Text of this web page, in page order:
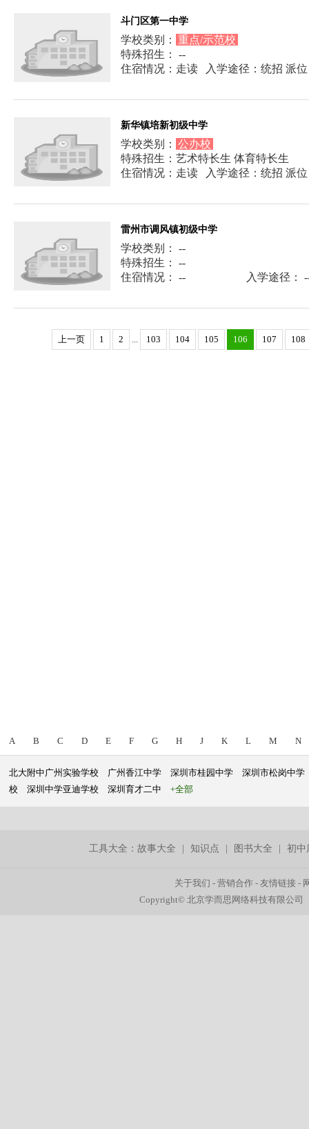
斗门区第一中学
学校类别： 重点/示范校
特殊招生： --
住宿情况：走读
入学途径：统招 派
新华镇培新初级中学
学校类别： 公办校
特殊招生：艺术特长生 体育特长生
住宿情况：走读
入学途径：统招 派
雷州市调风镇初级中学
学校类别： --
特殊招生： --
住宿情况： --
入学途径：
上一页 1 2 ... 103 104 105 106 107 108
A B C D E F G H J K L M N
北大附中广州实验学校 广州香江中学 深圳市桂园中学
深圳市松岗中学
校
深圳中学亚迪学校 深圳育才二中 +全部
工具大全：故事大全 |知识点 图书大全 |初中
关于我们 -营销合作 -友情链接 -
Copyright© 北京学而思网络科技有限公司